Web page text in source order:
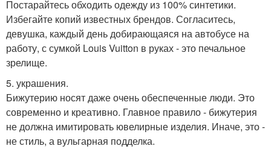
Постарайтесь обходить одежду из 100% синтетики.
Избегайте копий известных брендов. Согласитесь,
девушка, каждый день добирающаяся на автобусе на
работу, с сумкой Louis Vuitton в руках - это печальное
зрелище.
5. украшения.
Бижутерию носят даже очень обеспеченные люди. Это
современно и креативно. Главное правило - бижутерия
не должна имитировать ювелирные изделия. Иначе, это -
не стиль, а вульгарная подделка.